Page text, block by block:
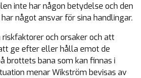
inte har någon betydelse och den
något ansvar för sina handlingar.
och orsaker och att
ge efter eller hålla emot de
brottets bana som kan finnas i
menar Wikström bevisas av